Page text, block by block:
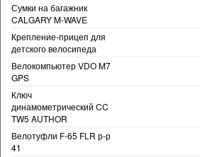
Сумки на багажник
CALGARY M-WAVE
Крепление-прицеп для
детского велосипеда
Велокомпьютер VDO M7
GPS
Ключ
динамометрический CC
TW5 AUTHOR
Велотуфли F-65 FLR р-р
41